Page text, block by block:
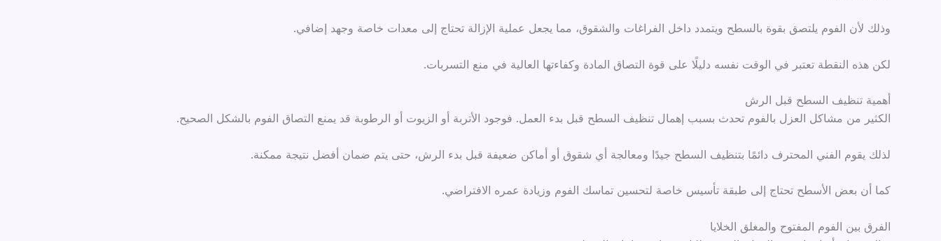
وذلك لأن الفوم يلتصق بقوة بالسطح ويتمدد داخل الفراغات والشقوق، مما يجعل عملية الإزالة تحتاج إلى معدات خاصة وجهد إضافي.
لكن هذه النقطة تعتبر في الوقت نفسه دليلًا على قوة التصاق المادة وكفاءتها العالية في منع التسربات.
أهمية تنظيف السطح قبل الرش
الكثير من مشاكل العزل بالفوم تحدث بسبب إهمال تنظيف السطح قبل بدء العمل. فوجود الأتربة أو الزيوت أو الرطوبة قد يمنع التصاق الفوم بالشكل الصحيح.
لذلك يقوم الفني المحترف دائمًا بتنظيف السطح جيدًا ومعالجة أي شقوق أو أماكن ضعيفة قبل بدء الرش، حتى يتم ضمان أفضل نتيجة ممكنة.
كما أن بعض الأسطح تحتاج إلى طبقة تأسيس خاصة لتحسين تماسك الفوم وزيادة عمره الافتراضي.
الفرق بين الفوم المفتوح والمغلق الخلايا